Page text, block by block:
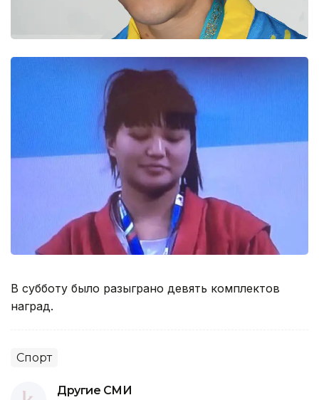
В субботу было разыграно девять комплектов
наград.
Спорт
Другие СМИ